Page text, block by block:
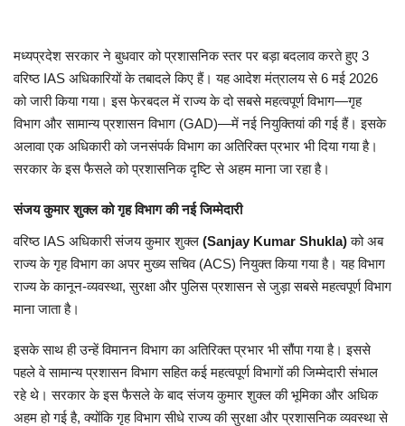
मनोरंजन
लाइफस्टाइल
खेल
ब्रेकिंग न्यूज़
व्यापार
टेक न्यूज़
मध्यप्रदेश सरकार ने बुधवार को प्रशासनिक स्तर पर बड़ा बदलाव करते हुए 3
वरिष्ठ IAS अधिकारियों के तबादले किए हैं। यह आदेश मंत्रालय से 6 मई 2026
को जारी किया गया। इस फेरबदल में राज्य के दो सबसे महत्वपूर्ण विभाग—गृह
विभाग और सामान्य प्रशासन विभाग (GAD)—में नई नियुक्तियां की गई हैं। इसके
अलावा एक अधिकारी को जनसंपर्क विभाग का अतिरिक्त प्रभार भी दिया गया है।
सरकार के इस फैसले को प्रशासनिक दृष्टि से अहम माना जा रहा है।
संजय कुमार शुक्ल को गृह विभाग की नई जिम्मेदारी
वरिष्ठ IAS अधिकारी संजय कुमार शुक्ल (Sanjay Kumar Shukla)को अब
राज्य के गृह विभाग का अपर मुख्य सचिव (ACS) नियुक्त किया गया है। यह विभाग
राज्य के कानून-व्यवस्था, सुरक्षा और पुलिस प्रशासन से जुड़ा सबसे महत्वपूर्ण विभाग
माना जाता है।
इसके साथ ही उन्हें विमानन विभाग का अतिरिक्त प्रभार भी सौंपा गया है। इससे
पहले वे सामान्य प्रशासन विभाग सहित कई महत्वपूर्ण विभागों की जिम्मेदारी संभाल
रहे थे। सरकार के इस फैसले के बाद संजय कुमार शुक्ल की भूमिका और अधिक
अहम हो गई है, क्योंकि गृह विभाग सीधे राज्य की सुरक्षा और प्रशासनिक व्यवस्था से